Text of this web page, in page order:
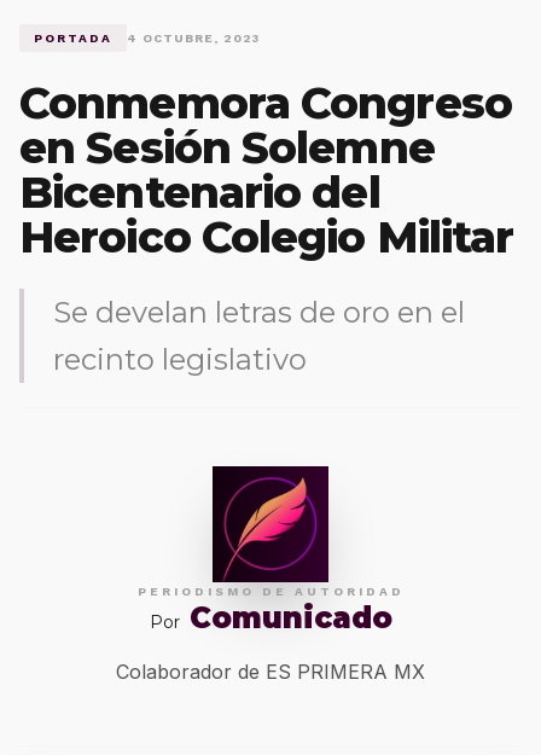
PORTADA 4 OCTUBRE, 2023
Conmemora Congreso
en Sesión Solemne
Bicentenario del
Heroico Colegio Militar
Se develan letras de oro en el
recinto legislativo
PERIODISMO DE AUTORIDAD
Por Comunicado
Colaborador de ES PRIMERA MX